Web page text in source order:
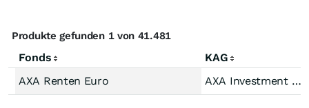
Produkte gefunden 1 von 41.481
Fonds
KAG
AXA Renten Euro
AXA Investment Mana.